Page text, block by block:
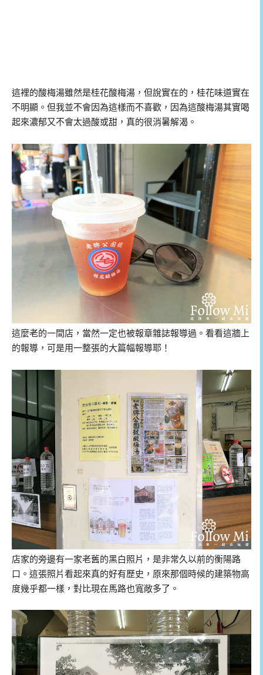
這裡的酸梅湯雖然是桂花酸梅湯，但說實在的，桂花味道實在
不明顯。但我並不會因為這樣而不喜歡，因為這酸梅湯其實喝
起來濃郁又不會太過酸或甜，真的很消暑解渴。
這麼老的一間店，當然一定也被報章雜誌報導過。看看這牆上
的報導，可是用一整張的大篇幅報導耶！
店家的旁邊有一家老舊的黑白照片，是非常久以前的衡陽路
口。這張照片看起來真的好有歷史，原來那個時候的建築物高
度幾乎都一樣，對比現在馬路也寬敞多了。